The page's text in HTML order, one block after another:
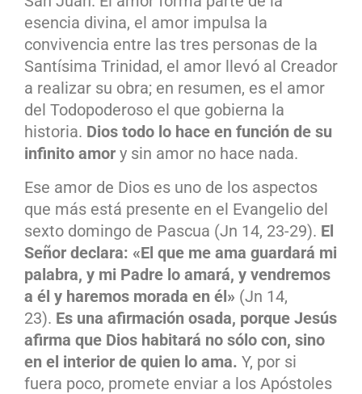
esencia divina, el amor impulsa la
convivencia entre las tres personas de la
Santísima Trinidad, el amor llevó al Creador
a realizar su obra; en resumen, es el amor
del Todopoderoso el que gobierna la
historia. Dios todo lo hace en función de su
infinito amor y sin amor no hace nada.
Ese amor de Dios es uno de los aspectos
que más está presente en el Evangelio del
sexto domingo de Pascua (Jn 14, 23-29). El
Señor declara: «El que me ama guardará mi
palabra, y mi Padre lo amará, y vendremos
a él y haremos morada en él» (Jn 14,
23). Es una afirmación osada, porque Jesús
afirma que Dios habitará no sólo con, sino
en el interior de quien lo ama. Y, por si
fuera poco, promete enviar a los Apóstoles